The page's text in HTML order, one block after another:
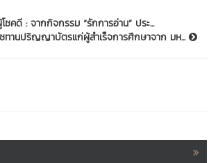
ชคดี : จากกิจกรรม “รักการอ่าน” ประ...
ทานปริญญาบัตรแก่ผู้สำเร็จการศึกษาจาก มห...